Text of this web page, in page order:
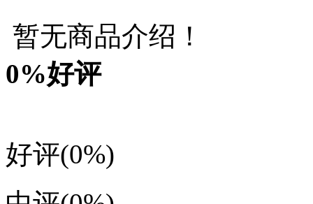
暂无商品介绍！
0%好评
好评(0%)